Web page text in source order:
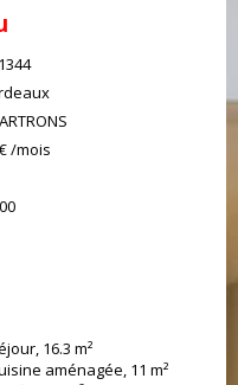
/mois
16.3 m²
aménagée, 11 m²